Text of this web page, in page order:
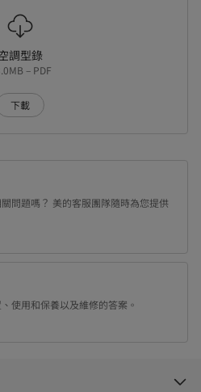
調型錄
– PDF
下載
問題嗎？ 美的客服團隊隨時為您提供
使用和保養以及維修的答案。